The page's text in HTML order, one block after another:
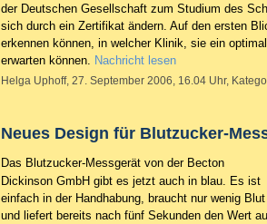
der Deutschen Gesellschaft zum Studium des
sich durch ein Zertifikat ändern. Auf den ersten
erkennen können, in welcher Klinik, sie ein
erwarten können. Nachricht lesen
Helga Uphoff, 27. September 2006, 16.04 Uhr,
Neues Design für Blutzucker-
Das Blutzucker-Messgerät von der Becton
Dickinson GmbH gibt es jetzt auch in blau. Es ist
einfach in der Handhabung, braucht nur wenig Blut
und liefert bereits nach fünf Sekunden den Wert